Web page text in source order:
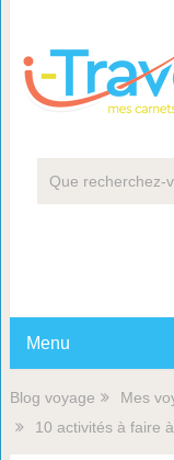
Menu
Blog voyage Mes
10 activités à faire